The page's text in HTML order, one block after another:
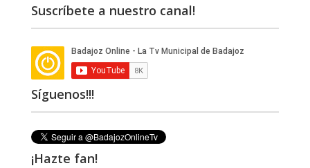
Suscríbete a nuestro canal!
Síguenos!!!
¡Hazte fan!